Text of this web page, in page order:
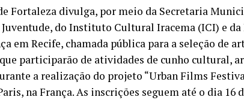
Fortaleza divulga, por meio da Secretaria
do Instituto Cultural Iracema (ICI) e da
em Recife, chamada pública para a seleção de
participarão de atividades de cunho cultural,
a realização do projeto “Urban Films
na França. As inscrições seguem até o dia 16